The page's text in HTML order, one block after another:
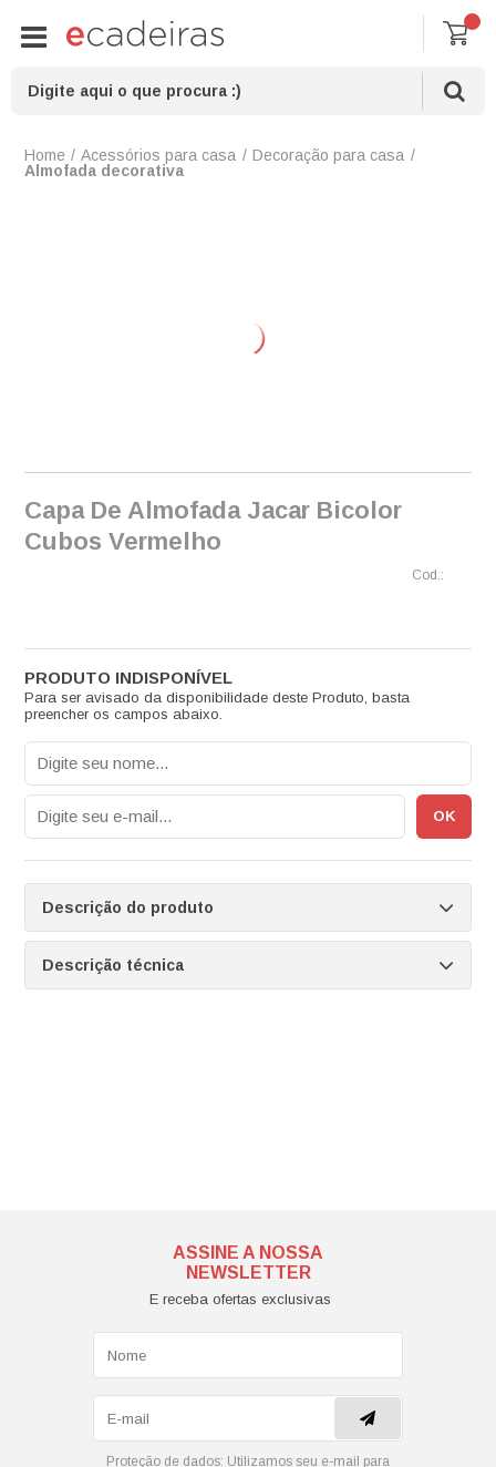
Acessórios para casa
Decoração para casa
Almofada decorativa
Capa De Almofada Jacar Bicolor
Cubos Vermelho
Para ser avisado da disponibilidade deste Produto, basta
preencher os campos abaixo.
Descrição do produto
Descrição técnica
ASSINE A NOSSA
NEWSLETTER
E receba ofertas exclusivas
Proteção de dados: Utilizamos seu e-mail para